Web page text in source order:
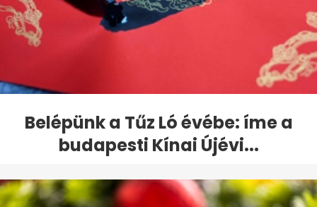
Belépünk a Tűz Ló évébe: íme a
budapesti Kínai Újévi...